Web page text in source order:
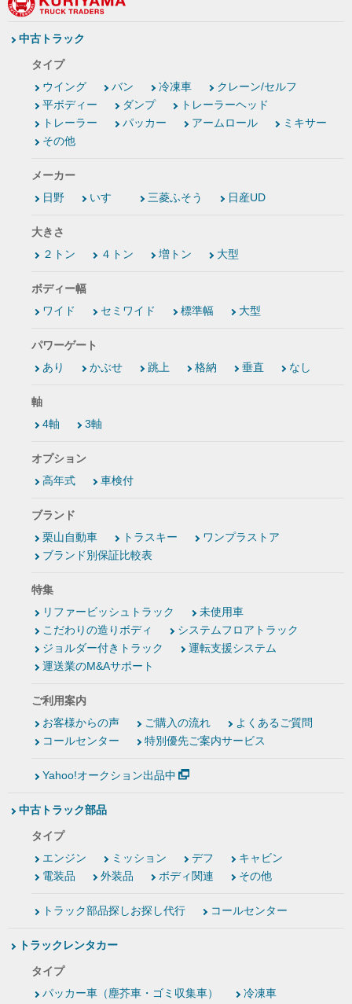
中古トラック
タイプ
ウイング
バン 冷凍車
クレーン/セルフ
平ボディー
ダンプ
トレーラーヘッド
トレーラー
パッカー アームロール
ミキサー
その他
メーカー
日野
いすゞ 三菱ふそう 日産UD
大きさ
２トン
４トン 増トン 大型
ボディー幅
ワイド
セミワイド 標準幅 大型
パワーゲート
あり
かぶせ 跳上 格納 垂直 なし
軸
4軸
3軸
オプション
高年式
車検付
ブランド
栗山自動車
トラスキー
ワンプラストア
ブランド別保証比較表
特集
リファービッシュトラック
未使用車
こだわりの造りボディ
システムフロアトラック
ジョルダー付きトラック
運転支援システム
運送業のM&Aサポート
ご利用案内
お客様からの声
ご購入の流れ
よくあるご質問
コールセンター
特別優先ご案内サービス
Yahoo!オークション出品中
中古トラック部品
タイプ
エンジン
ミッション デフ
キャビン
電装品
外装品 ボディ関連 その他
トラック部品探しお探し代行 コールセンター
トラックレンタカー
タイプ
パッカー車（塵芥車・ゴミ収集車）
冷凍車